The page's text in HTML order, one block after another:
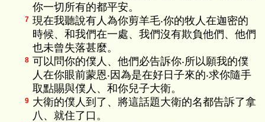
你一切所有的都平安。
7 現在我聽說有人為你剪羊毛‧你的牧人在迦密的
時候、和我們在一處、我們沒有欺負他們、他們
也未曾失落甚麼。
8 可以問你的僕人、他們必告訴你‧所以願我的僕
人在你眼前蒙恩‧因為是在好日子來的‧求你隨手
取點賜與僕人、和你兒子大衛。
9 大衛的僕人到了、將這話題大衛的名都告訴了拿
八、就住了口。